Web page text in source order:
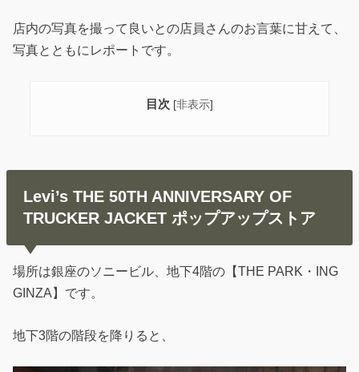
店内の写真を撮って良いとの店員さんのお言葉に甘えて、
写真とともにレポートです。
目次 [非表示]
Levi’s THE 50TH ANNIVERSARY OF
TRUCKER JACKET ポップアップストア
場所は銀座のソニービル、地下4階の【THE PARK・ING
GINZA】です。
地下3階の階段を降りると、